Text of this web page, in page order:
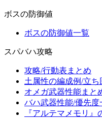
ボスの防御値
ボスの防御値一覧
スパバハ攻略
攻略/行動表まとめ
土属性の編成例/立ち
オメガ武器性能まと
バハ武器性能/優先度
『アルテマメモリ』